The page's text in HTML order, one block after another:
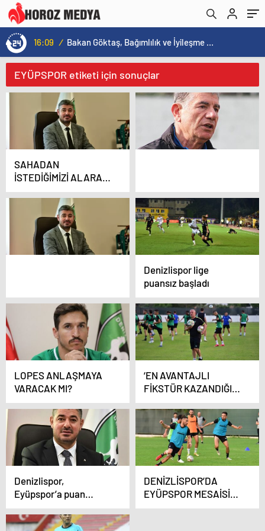
16:09 / Bakan Göktaş, Bağımlılık ve İyileşme Konulu Kadın Forumu’nda konuştu:
EYÜPSPOR etiketi için sonuçlar
SAHADAN
İSTEDİĞİMİZİ ALARAK
AYRILACAĞIZ
Denizlispor lige
puansız başladı
LOPES ANLAŞMAYA
VARACAK MI?
‘EN AVANTAJLI
FİKSTÜR KAZANDIĞIN
FİKSTÜRDÜR’
Denizlispor,
Eyüpspor’a puan
hedefiyle hazırlanıyor
DENİZLİSPOR’DA
EYÜPSPOR MESAİSİ
SÜRÜYOR